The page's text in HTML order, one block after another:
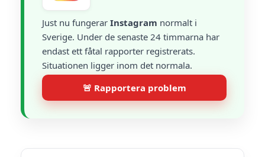
Just nu fungerar Instagram normalt i
Sverige. Under de senaste 24 timmarna har
endast ett fåtal rapporter registrerats.
Situationen ligger inom det normala.
🚨 Rapportera problem